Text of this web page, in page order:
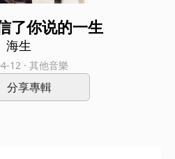
了你说的一生
海生
12 · 其他音樂
分享專輯